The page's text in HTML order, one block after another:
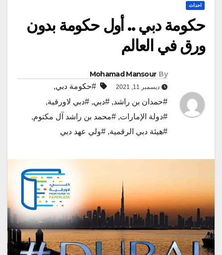
احداث
حكومة دبي .. أول حكومة بدون
ورق في العالم
By
Mohamad Mansour
ديسمبر 11, 2021 #حكومة دبي,
#حمدان بن راشد, #دبي, #دبي لاورقية,
#دولة الإمارات, #محمد بن راشد آل مكتوم,
#هيئة دبي الرقمية, #ولي عهد دبي